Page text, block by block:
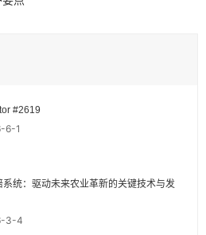
#2619
6-1
系统：驱动未来农业革新的关键技术与发
3-4